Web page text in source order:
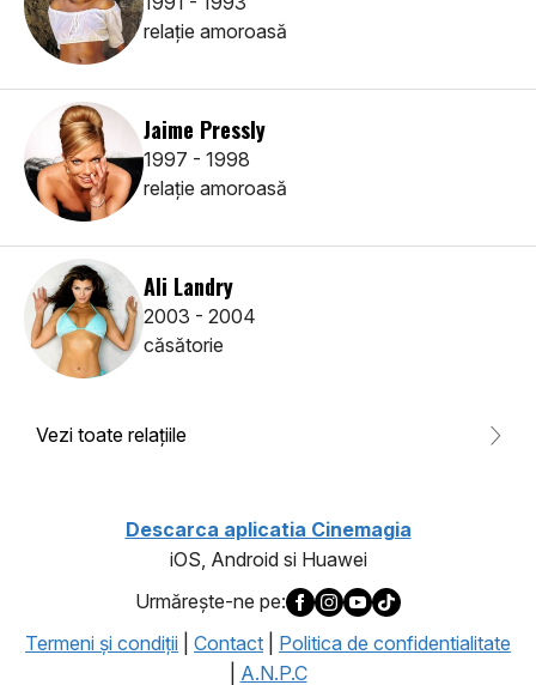
relaţie amoroasă
Jaime Pressly
1997 - 1998
relaţie amoroasă
Ali Landry
2003 - 2004
căsătorie
Vezi toate relaţiile
Descarca aplicatia Cinemagia
iOS, Android si Huawei
Urmăreşte-ne pe:
Termeni şi condiţii
Contact
Politica de confidentialitate
A.N.P.C